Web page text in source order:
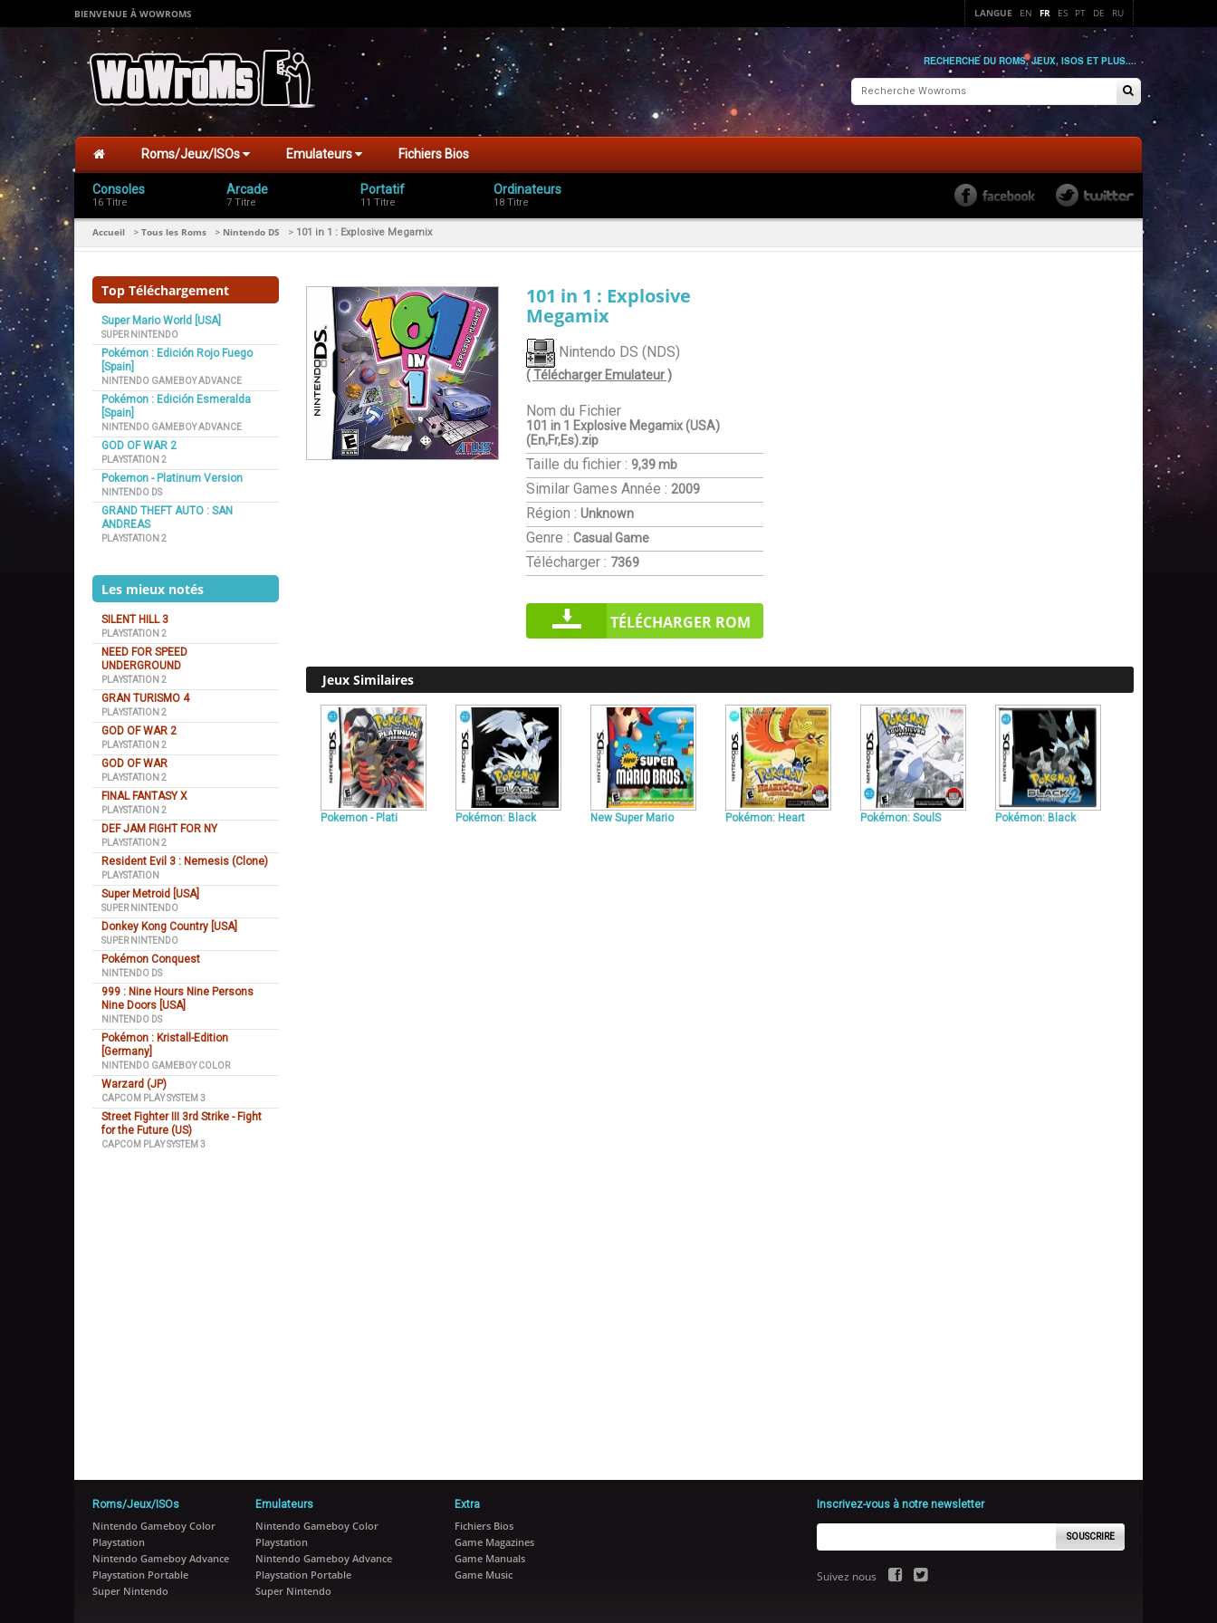
BIENVENUE À WOWROMS LANGUE EN FR ES PT DE RU
RECHERCHE DU ROMS, JEUX, ISOS ET PLUS....
Roms/Jeux/ISOs Emulateurs Fichiers Bios
Consoles
16 Titre
Arcade
7 Titre
Portatif
11 Titre
Ordinateurs
18 Titre
Accueil > Tous les Roms > Nintendo DS > 101 in 1 : Explosive Megamix
Top Téléchargement
Super Mario World [USA]
SUPER NINTENDO
Pokémon : Edición Rojo Fuego
[Spain]
NINTENDO GAMEBOY ADVANCE
Pokémon : Edición Esmeralda
[Spain]
NINTENDO GAMEBOY ADVANCE
GOD OF WAR 2
PLAYSTATION 2
Pokemon - Platinum Version
NINTENDO DS
GRAND THEFT AUTO : SAN
ANDREAS
PLAYSTATION 2
Les mieux notés
SILENT HILL 3
PLAYSTATION 2
NEED FOR SPEED
UNDERGROUND
PLAYSTATION 2
GRAN TURISMO 4
PLAYSTATION 2
GOD OF WAR 2
PLAYSTATION 2
GOD OF WAR
PLAYSTATION 2
FINAL FANTASY X
PLAYSTATION 2
DEF JAM FIGHT FOR NY
PLAYSTATION 2
Resident Evil 3 : Nemesis (Clone)
PLAYSTATION
Super Metroid [USA]
SUPER NINTENDO
Donkey Kong Country [USA]
SUPER NINTENDO
Pokémon Conquest
NINTENDO DS
999 : Nine Hours Nine Persons
Nine Doors [USA]
NINTENDO DS
Pokémon : Kristall-Edition
[Germany]
NINTENDO GAMEBOY COLOR
Warzard (JP)
CAPCOM PLAY SYSTEM 3
Street Fighter III 3rd Strike - Fight
for the Future (US)
CAPCOM PLAY SYSTEM 3
101 in 1 : Explosive
Megamix
Nintendo DS (NDS)
( Télécharger Emulateur )
Nom du Fichier
101 in 1 Explosive Megamix (USA)
(En,Fr,Es).zip
Taille du fichier : 9,39 mb
Similar GamesAnnée : 2009
Région : Unknown
Genre : Casual Game
Télécharger : 7369
TÉLÉCHARGER ROM
Jeux Similaires
Pokemon - Plati Pokémon: Black New Super Mario Pokémon: Heart Pokémon: SoulS Pokémon: Black
Roms/Jeux/ISOs
Nintendo Gameboy Color
Playstation
Nintendo Gameboy Advance
Playstation Portable
Super Nintendo
Emulateurs
Nintendo Gameboy Color
Playstation
Nintendo Gameboy Advance
Playstation Portable
Super Nintendo
Extra
Fichiers Bios
Game Magazines
Game Manuals
Game Music
Inscrivez-vous à notre newsletter
SOUSCRIRE
Suivez nous